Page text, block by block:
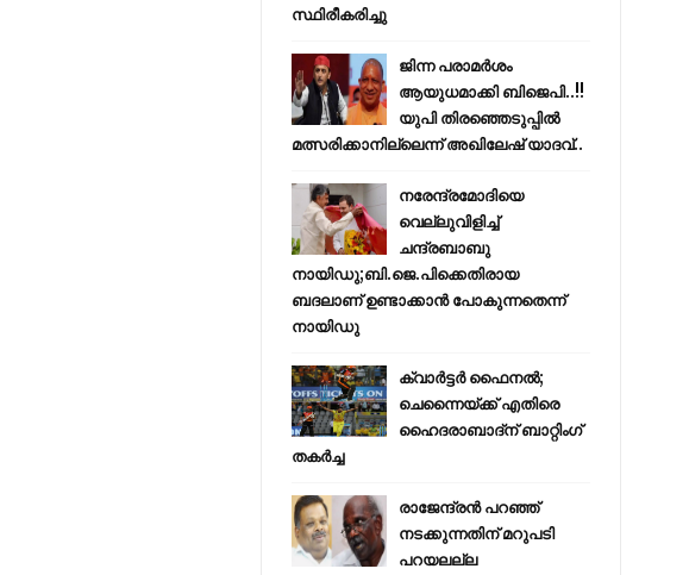
സ്ഥിരീകരിച്ചു
ജിന്ന പരാമര്‍ശം
ആയുധമാക്കി ബിജെപി..!!
യുപി തിരഞ്ഞെടുപ്പില്‍
മത്സരിക്കാനില്ലെന്ന് അഖിലേഷ് യാദവ്..
നരേന്ദ്രമോദിയെ
വെല്ലുവിളിച്ച്
ചന്ദ്രബാബു
നായിഡു;ബി.ജെ.പിക്കെതിരായ
ബദലാണ് ഉണ്ടാക്കാന്‍ പോകുന്നതെന്ന്
നായിഡു
ക്വാർട്ടർ ഫൈനൽ;
ചെന്നൈയ്ക്ക് എതിരെ
ഹൈദരാബാദ്ന് ബാറ്റിംഗ്
തകർച്ച
രാജേന്ദ്രന്‍ പറഞ്ഞ്
നടക്കുന്നതിന് മറുപടി
പറയലല്ല